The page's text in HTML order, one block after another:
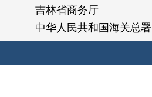
吉林省商务厅
中华人民共和国海关总署